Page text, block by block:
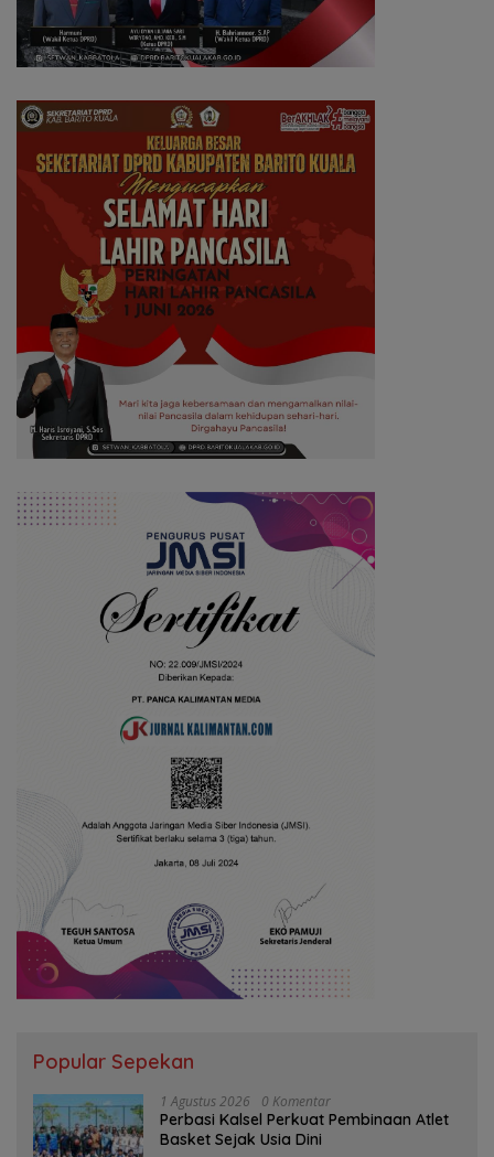
Popular Sepekan
1 Agustus 2026 0 Komentar
Perbasi Kalsel Perkuat Pembinaan Atlet
Basket Sejak Usia Dini